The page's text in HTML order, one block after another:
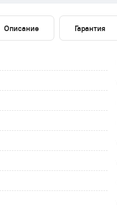
Описание Гарантия